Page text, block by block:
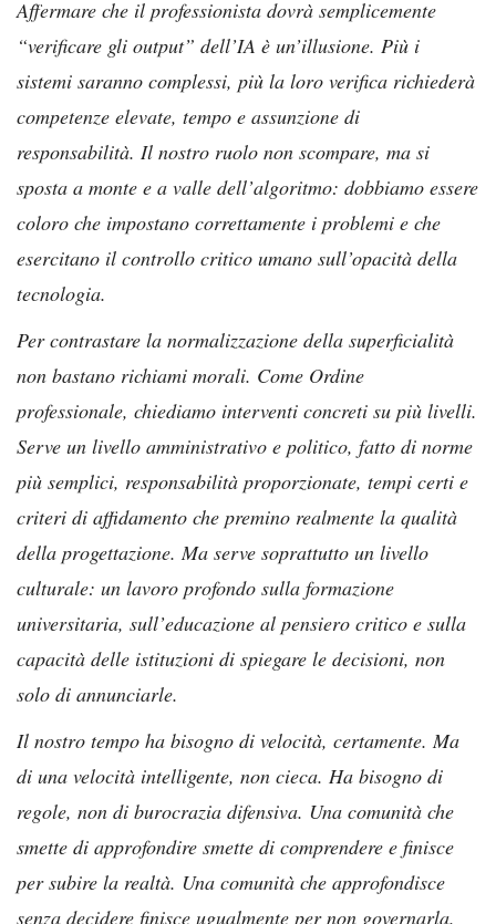
Affermare che il professionista dovrà semplicemente
“verificare gli output” dell’IA è un’illusione. Più i
sistemi saranno complessi, più la loro verifica richiederà
competenze elevate, tempo e assunzione di
responsabilità. Il nostro ruolo non scompare, ma si
sposta a monte e a valle dell’algoritmo: dobbiamo essere
coloro che impostano correttamente i problemi e che
esercitano il controllo critico umano sull’opacità della
tecnologia.
Per contrastare la normalizzazione della superficialità
non bastano richiami morali. Come Ordine
professionale, chiediamo interventi concreti su più livelli.
Serve un livello amministrativo e politico, fatto di norme
più semplici, responsabilità proporzionate, tempi certi e
criteri di affidamento che premino realmente la qualità
della progettazione. Ma serve soprattutto un livello
culturale: un lavoro profondo sulla formazione
universitaria, sull’educazione al pensiero critico e sulla
capacità delle istituzioni di spiegare le decisioni, non
solo di annunciarle.
Il nostro tempo ha bisogno di velocità, certamente. Ma
di una velocità intelligente, non cieca. Ha bisogno di
regole, non di burocrazia difensiva. Una comunità che
smette di approfondire smette di comprendere e finisce
per subire la realtà. Una comunità che approfondisce
senza decidere finisce ugualmente per non governarla.